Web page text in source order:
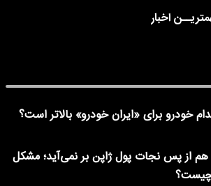
اخبار
خودرو برای «ایران خودرو» بالاتر است؟
هم از پس نجات پول ژاپن بر نمی‌آید؛ مشکل
چیست؟